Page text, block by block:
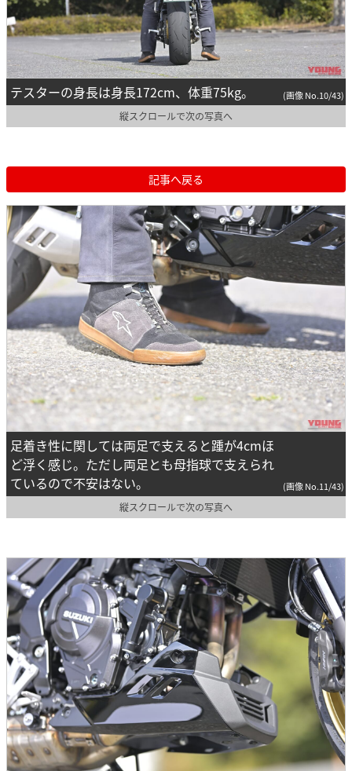
テスターの身長は身長172cm、体重75kg。 (画像 No.10/43)
縦スクロールで次の写真へ
記事へ戻る
足着き性に関しては両足で支えると踵が4cmほ
ど浮く感じ。ただし両足とも母指球で支えられ
ているので不安はない。
(画像 No.11/43)
縦スクロールで次の写真へ